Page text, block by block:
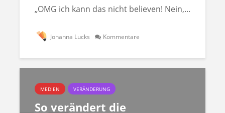
„OMG ich kann das nicht believen! Nein,...
Johanna Lucks Kommentare
MEDIEN VERÄNDERUNG
So verändert die